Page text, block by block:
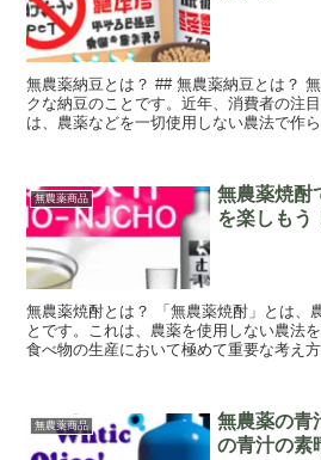
無農薬納豆とは？ ## 無農薬納豆とは？
クな納豆のことです。近年、消費者の注
は、農薬などを一切使用しない農法で作
無農薬商品
無農薬焼酎
を楽しもう
無農薬焼酎とは？ 「無農薬焼酎」とは、
とです。これは、農薬を使用しない農法
食べ物の生産において極めて重要な考え
無農薬商品
無農薬の青
の青汁の素